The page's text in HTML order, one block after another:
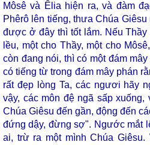
Môsê và Êlia hiện ra, và đàm
Phêrô lên tiếng, thưa Chúa
được ở đây thì tốt lắm. Nếu
lều, một cho Thầy, một cho
còn đang nói, thì có một đám
có tiếng từ trong đám mây phán
rất đẹp lòng Ta, các ngươi hãy
vậy, các môn đệ ngã sấp
Chúa Giêsu đến gần, động đến
đứng dậy, đừng sợ". Ngước mắt
ai, trừ ra một mình Chúa